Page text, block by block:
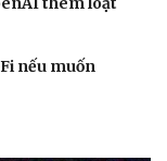
nếu muốn